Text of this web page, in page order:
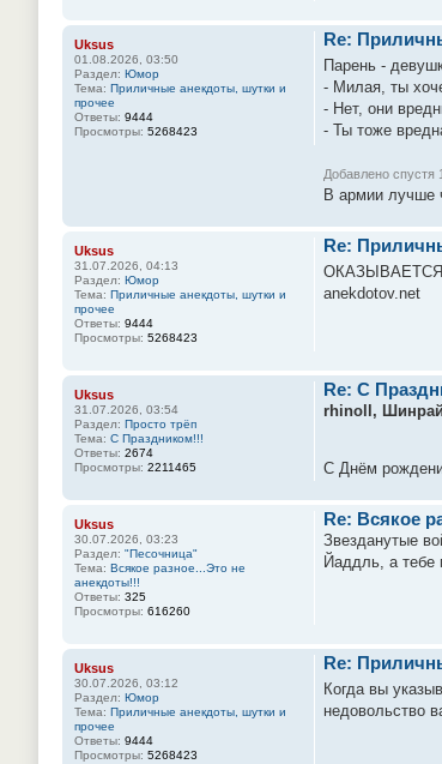
Uksus
01.08.2026, 03:50
Раздел: Юмор
Тема: Приличные анекдоты, шутки и
прочее
Ответы: 9444
Просмотры: 5268423
Re:
Парень -
- Милая, ты
- Нет, они
- Ты тоже
Добавлено спустя
В армии лучше
Uksus
31.07.2026, 04:13
Раздел: Юмор
Тема: Приличные анекдоты, шутки и
прочее
Ответы: 9444
Просмотры: 5268423
Re:
ОКАЗЫВАЕТСЯ,
anekdotov.net
Uksus
31.07.2026, 03:54
Раздел: Просто трёп
Тема: С Праздником!!!
Ответы: 2674
Просмотры: 2211465
Re: С
rhinoll, Шинрай
С Днём
Uksus
30.07.2026, 03:23
Раздел: "Песочница"
Тема: Всякое разное...Это не
анекдоты!!!
Ответы: 325
Просмотры: 616260
Re: Всякое
Звезданутые
Йаддль, а тебе
Uksus
30.07.2026, 03:12
Раздел: Юмор
Тема: Приличные анекдоты, шутки и
прочее
Ответы: 9444
Просмотры: 5268423
Re:
Когда вы
недовольство